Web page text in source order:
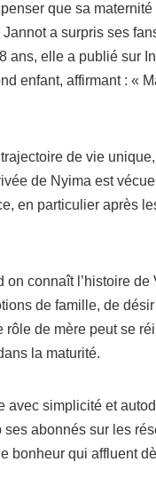
que sa maternité
Jannot a surpris ses
ans, elle a publié sur
enfant, affirmant : «
de vie
de Nyima est
en particulier après
on connaît l’histoire
de famille, de désir
de mère peut se
la maturité.
avec simplicité et
ses abonnés sur les
bonheur qui affluent